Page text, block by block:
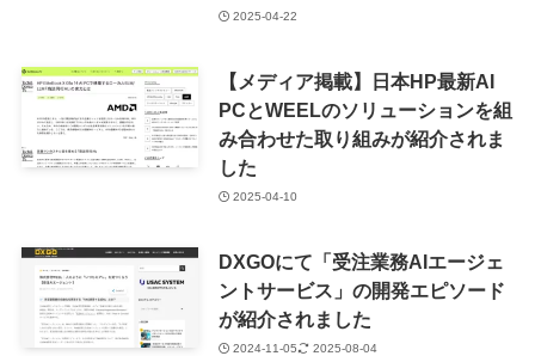
2025-04-22
【メディア掲載】日本HP最新AI
PCとWEELのソリューションを組
み合わせた取り組みが紹介されま
した
2025-04-10
DXGOにて「受注業務AIエージェ
ントサービス」の開発エピソード
が紹介されました
2024-11-05 2025-08-04